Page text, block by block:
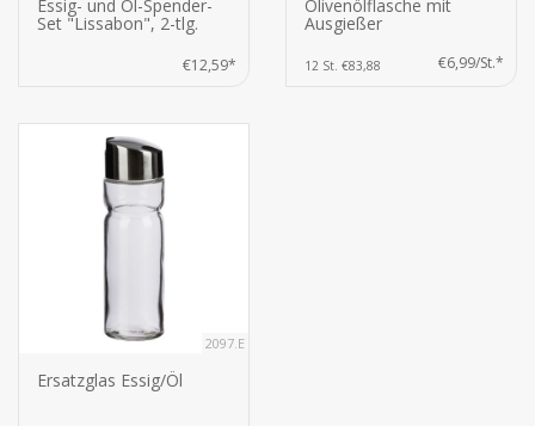
Essig- und Öl-Spender-
Set "Lissabon", 2-tlg.
€12,59*
Olivenölflasche mit
Ausgießer
12 St. €83,88 €6,99/St.*
2097.E
Ersatzglas Essig/Öl